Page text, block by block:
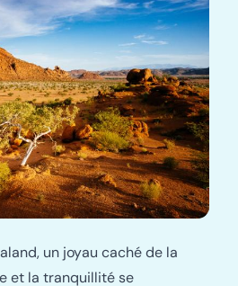
un joyau caché de la
et la tranquillité se